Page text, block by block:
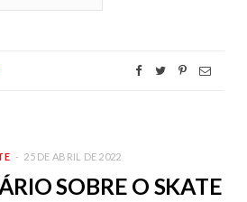
25 DE ABRIL DE 2022
SOBRE O SKATE